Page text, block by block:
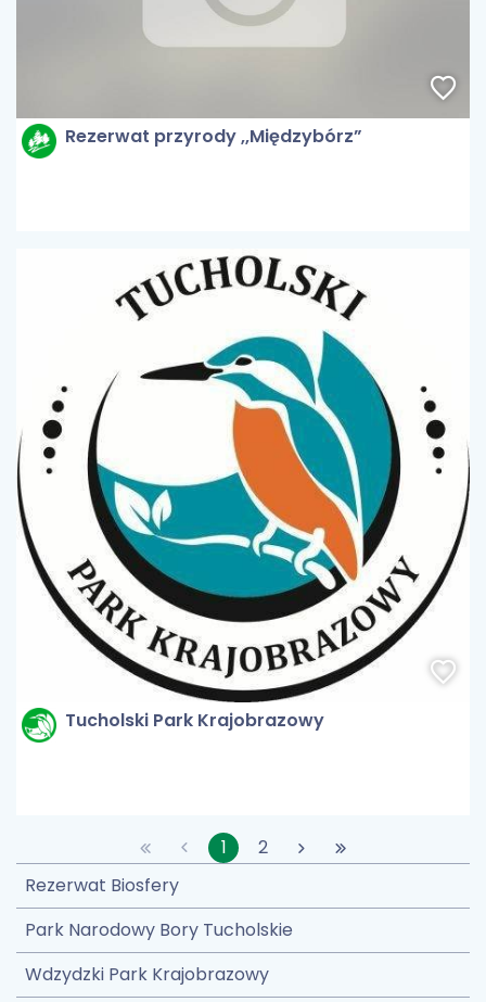
Rezerwat przyrody ,,Międzybórz”
Tucholski Park Krajobrazowy
1
2
Rezerwat Biosfery
Park Narodowy Bory Tucholskie
Wdzydzki Park Krajobrazowy